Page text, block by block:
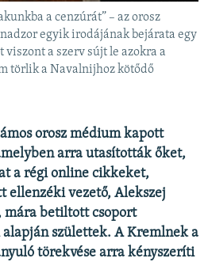
a cenzúrát” – az orosz
egyik irodájának bejárata egy
a szerv sújt le azokra a
törlik a Navalnijhoz kötődő
orosz médium kapott
arra utasították őket,
a régi online cikkeket,
ellenzéki vezető, Alekszej
betiltott csoport
alapján születtek. A Kremlnek a
törekvése arra kényszeríti